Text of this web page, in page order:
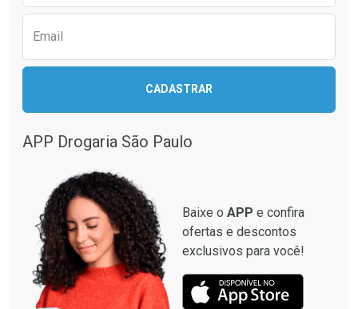
Email
CADASTRAR
APP Drogaria São Paulo
Baixe o APP e confira
ofertas e descontos
exclusivos para você!